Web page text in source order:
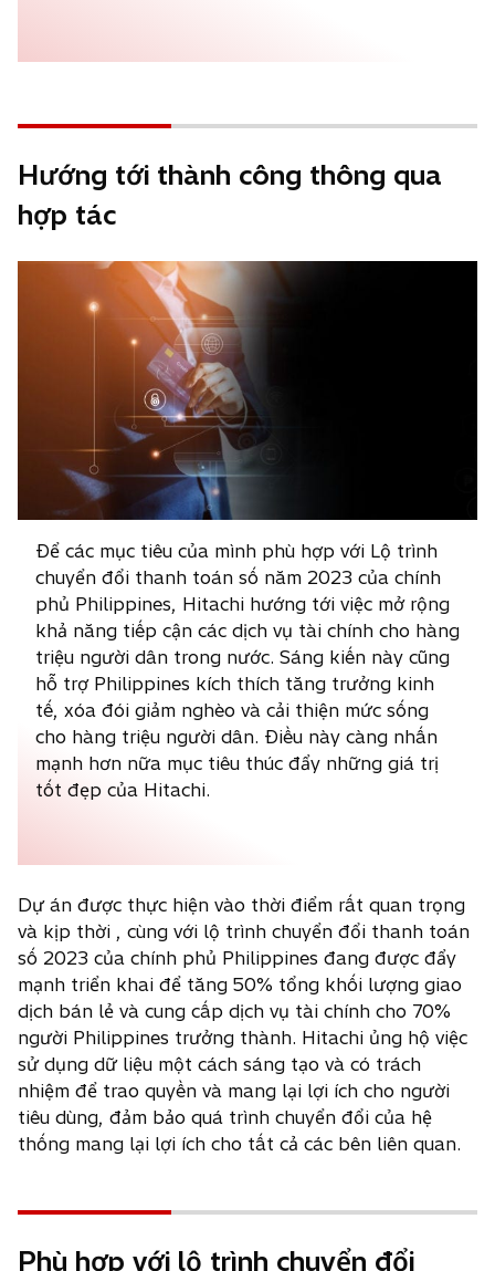
b
Hướng tới thành công thông qua
hợp tác
Để các mục tiêu của mình phù hợp với Lộ trình
chuyển đổi thanh toán số năm 2023 của chính
phủ Philippines, Hitachi hướng tới việc mở rộng
khả năng tiếp cận các dịch vụ tài chính cho hàng
triệu người dân trong nước. Sáng kiến này cũng
hỗ trợ Philippines kích thích tăng trưởng kinh
tế, xóa đói giảm nghèo và cải thiện mức sống
cho hàng triệu người dân. Điều này càng nhấn
mạnh hơn nữa mục tiêu thúc đẩy những giá trị
tốt đẹp của Hitachi.
Dự án được thực hiện vào thời điểm rất quan trọng
và kịp thời , cùng với lộ trình chuyển đổi thanh toán
số 2023 của chính phủ Philippines đang được đẩy
mạnh triển khai để tăng 50% tổng khối lượng giao
dịch bán lẻ và cung cấp dịch vụ tài chính cho 70%
người Philippines trưởng thành. Hitachi ủng hộ việc
sử dụng dữ liệu một cách sáng tạo và có trách
nhiệm để trao quyền và mang lại lợi ích cho người
tiêu dùng, đảm bảo quá trình chuyển đổi của hệ
thống mang lại lợi ích cho tất cả các bên liên quan.
Phù hợp với lộ trình chuyển đổi